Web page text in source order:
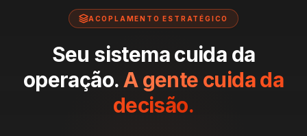
ACOPLAMENTO ESTRATÉGICO
Seu sistema cuida da
operação.A gente cuida da
decisão.